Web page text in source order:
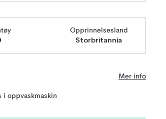
Opprinnelsesland
Storbritannia
Mer info
i oppvaskmaskin